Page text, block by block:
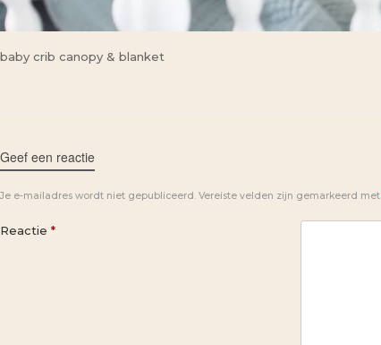
baby crib canopy & blanket
Geef een reactie
Je e-mailadres wordt niet gepubliceerd. Vereiste velden zijn gemarkeerd met
Reactie *